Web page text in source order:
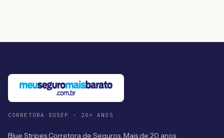
CORRETORA SUSEP · 20+ ANOS
Blue Stripes Corretora de Seguros. Mais de 20 anos